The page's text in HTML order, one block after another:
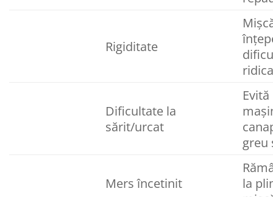
Rigiditate
Dificultate la
sărit/urcat
greu
Mers încetinit
la